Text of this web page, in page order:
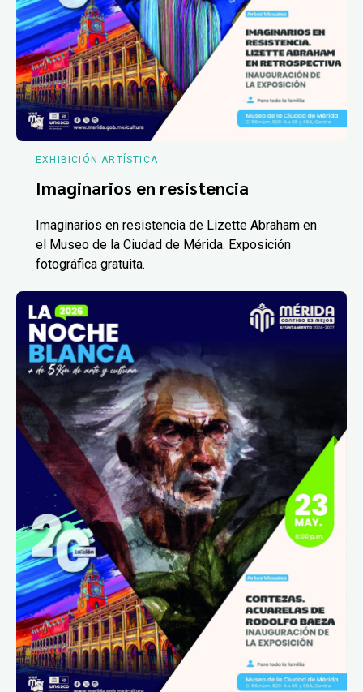
EXHIBICIÓN ARTÍSTICA
Imaginarios en resistencia
Imaginarios en resistencia de Lizette Abraham en
el Museo de la Ciudad de Mérida. Exposición
fotográfica gratuita.